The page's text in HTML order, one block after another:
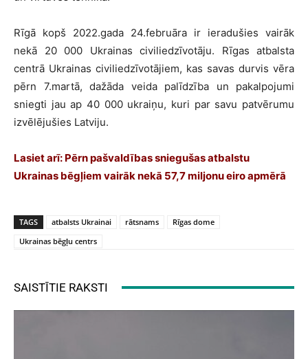
Rīgā kopš 2022.gada 24.februāra ir ieradušies vairāk
nekā 20 000 Ukrainas civiliedzīvotāju. Rīgas atbalsta
centrā Ukrainas civiliedzīvotājiem, kas savas durvis vēra
pērn 7.martā, dažāda veida palīdzība un pakalpojumi
sniegti jau ap 40 000 ukraiņu, kuri par savu patvērumu
izvēlējušies Latviju.
Lasiet arī: Pērn pašvaldības sniegušas atbalstu
Ukrainas bēgļiem vairāk nekā 57,7 miljonu eiro apmērā
TAGS atbalsts Ukrainai rātsnams
Rīgas dome
Ukrainas bēgļu centrs
SAISTĪTIE RAKSTI